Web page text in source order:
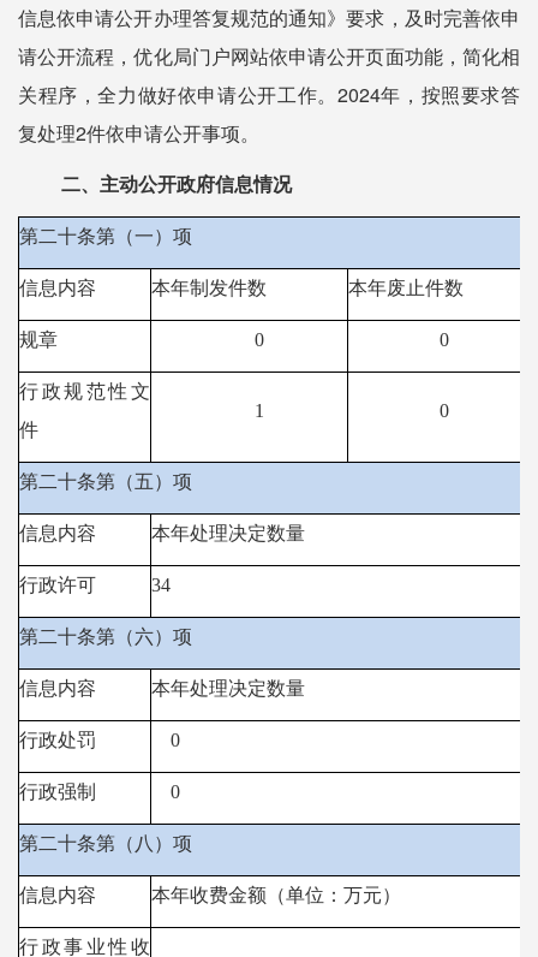
信息依申请公开办理答复规范的通知》要求，及时完善依申
请公开流程，优化局门户网站依申请公开页面功能，简化相
关程序，全力做好依申请公开工作。 2024年，按照要求答
复处理2件依申请公开事项。
二、主动公开政府信息情况
第二十条第（一）项
信息内容 本年制发件数 本年废止件数
规章 0 0
行政规范性文
件
1 0
第二十条第（五）项
信息内容 本年处理决定数量
行政许可 34
第二十条第（六）项
信息内容 本年处理决定数量
行政处罚 0
行政强制 0
第二十条第（八）项
信息内容 本年收费金额（单位：万元）
行政事业性收